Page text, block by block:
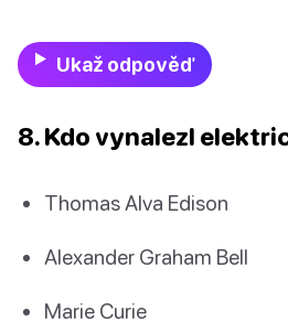
Ukaž odpověď
8. Kdo vynalezl
Thomas Alva Edison
Alexander Graham Bell
Marie Curie